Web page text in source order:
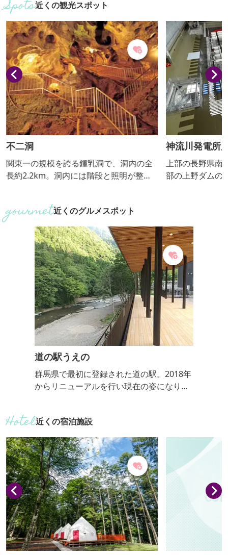
近くの観光スポット
不二洞
関東一の規模を誇る鍾乳洞で、洞内の全
長約2.2km。洞内には階段と照明が整備
ど、多彩な自然の造形美が幻想的な世界
へと誘います。1周約40分。
神流川発電所
上部の長野県南
部の上野ダムの
電所になるとい
近くのグルメスポット
道の駅うえの
群馬県で最初に登録された道の駅。2018年
からリニューアルを行い現在の姿になりま
さい。 レストランでは、上野村名物のブラ
ンド肉「いのぶた」料理を味わえます。特
産の十石みそを使ったソフトクリームはこ
こでしか食べられません。 テラスでは、清
流「神流川（かんながわ）」を望んでBBQ
を楽しめます。 併設する「ウッディー上...
近くの宿泊施設